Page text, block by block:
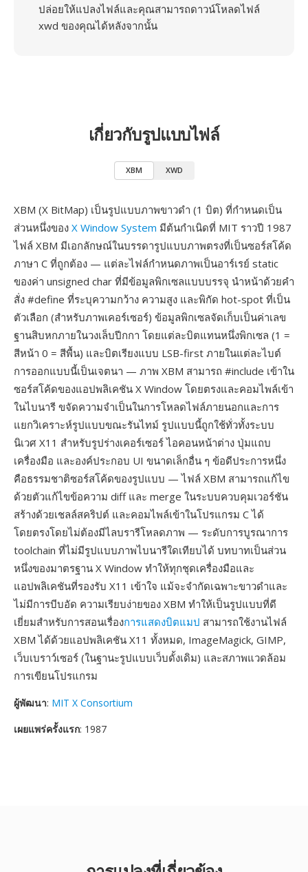
ปล่อยให้แปลงไฟล์และคุณสามารถดาวน์โหลดไฟล์
xwd ของคุณได้หลังจากนั้น
เกี่ยวกับรูปแบบไฟล์
XBM XWD
XBM (X BitMap) เป็นรูปแบบภาพขาวดำ (1 บิต) ที่กำหนดเป็น
ส่วนหนึ่งของ X Window System มีต้นกำเนิดที่ MIT ราวปี 1987
ไฟล์ XBM มีเอกลักษณ์ในบรรดารูปแบบภาพตรงที่เป็นซอร์สโค้ด
ภาษา C ที่ถูกต้อง — แต่ละไฟล์กำหนดภาพเป็นอาร์เรย์ static
ของค่า unsigned char ที่มีข้อมูลพิกเซลแบบบรรจุ นำหน้าด้วยคำ
สั่ง #define ที่ระบุความกว้าง ความสูง และพิกัด hot-spot ที่เป็น
ตัวเลือก (สำหรับภาพเคอร์เซอร์) ข้อมูลพิกเซลจัดเก็บเป็นค่าเลข
ฐานสิบหกภายในวงเล็บปีกกา โดยแต่ละบิตแทนหนึ่งพิกเซล (1 =
สีหน้า 0 = สีพื้น) และบิตเรียงแบบ LSB-first ภายในแต่ละไบต์
การออกแบบนี้เป็นเจตนา — ภาพ XBM สามารถ #include เข้าใน
ซอร์สโค้ดของแอปพลิเคชัน X Window โดยตรงและคอมไพล์เข้า
ในไบนารี ขจัดความจำเป็นในการโหลดไฟล์ภายนอกและการ
แยกวิเคราะห์รูปแบบขณะรันไทม์ รูปแบบนี้ถูกใช้ทั่วทั้งระบบ
นิเวศ X11 สำหรับรูปร่างเคอร์เซอร์ ไอคอนหน้าต่าง ปุ่มแถบ
เครื่องมือ และองค์ประกอบ UI ขนาดเล็กอื่น ๆ ข้อดีประการหนึ่ง
คือธรรมชาติซอร์สโค้ดของรูปแบบ — ไฟล์ XBM สามารถแก้ไข
ด้วยตัวแก้ไขข้อความ diff และ merge ในระบบควบคุมเวอร์ชัน
สร้างด้วยเชลล์สคริปต์ และคอมไพล์เข้าในโปรแกรม C ได้
โดยตรงโดยไม่ต้องมีไลบรารีโหลดภาพ — ระดับการบูรณาการ
toolchain ที่ไม่มีรูปแบบภาพไบนารีใดเทียบได้ บทบาทเป็นส่วน
หนึ่งของมาตรฐาน X Window ทำให้ทุกชุดเครื่องมือและ
แอปพลิเคชันที่รองรับ X11 เข้าใจ แม้จะจำกัดเฉพาะขาวดำและ
ไม่มีการบีบอัด ความเรียบง่ายของ XBM ทำให้เป็นรูปแบบที่ดี
เยี่ยมสำหรับการสอนเรื่องการแสดงบิตแมป สามารถใช้งานไฟล์
XBM ได้ด้วยแอปพลิเคชัน X11 ทั้งหมด, ImageMagick, GIMP,
เว็บเบราว์เซอร์ (ในฐานะรูปแบบเว็บดั้งเดิม) และสภาพแวดล้อม
การเขียนโปรแกรม
ผู้พัฒนา: MIT X Consortium
เผยแพร่ครั้งแรก: 1987